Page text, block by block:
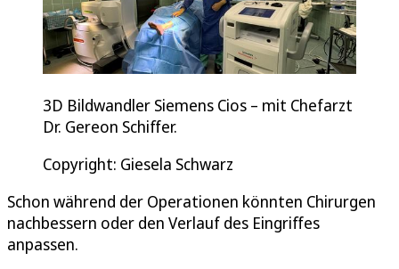
3D Bildwandler Siemens Cios – mit Chefarzt
Dr. Gereon Schiffer.
Copyright: Giesela Schwarz
Schon während der Operationen könnten Chirurgen
nachbessern oder den Verlauf des Eingriffes
anpassen.